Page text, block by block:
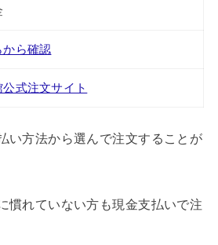
から確認
公式注文サイト
い方法から選んで注文することが
慣れていない方も現金支払いで注